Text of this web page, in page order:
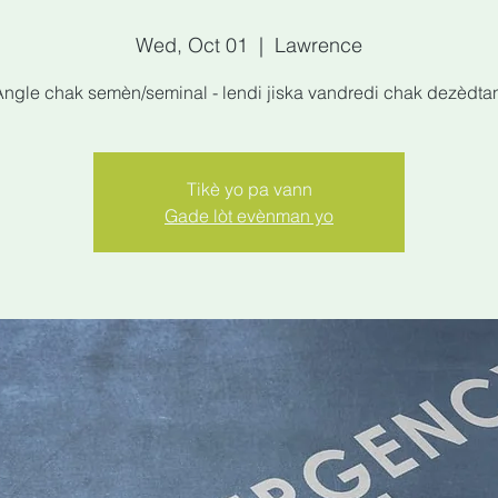
Wed, Oct 01
  |
Lawrence
chak semèn/seminal - lendi jiska vandredi chak
Tikè yo pa vann
Gade lòt evènman yo